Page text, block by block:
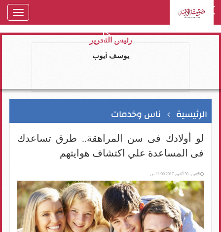
رئيس التحرير
يوسف ايوب
الرئيسية ناس وخدمات
لو أولادك فى سن المراهقة.. طرق تساعدك
فى المساعدة علي اكتشاف هوايتهم
الإثنين، 30 أكتوبر 2017 11:00 ص